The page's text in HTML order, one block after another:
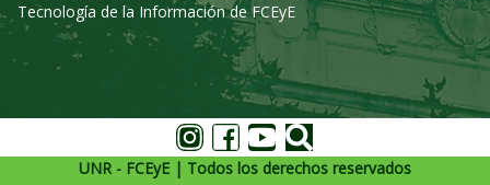
Tecnología de la Información de FCEyE
UNR - FCEyE | Todos los derechos reservados